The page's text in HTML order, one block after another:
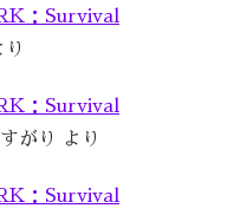
：Survival
り
：Survival
がり より
：Survival